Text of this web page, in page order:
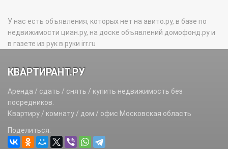
У нас есть объявления, которых нет на авито.ру, в базе по
недвижимости циан.ру, на доске объявлений домофонд.ру и
в газете из рук в руки irr.ru
КВАРТИРАНТ.РУ
Аренда / сдать / снять / купить недвижимость без
посредников.
Квартиру / комнату / дом / офис Московская область
Поделиться: